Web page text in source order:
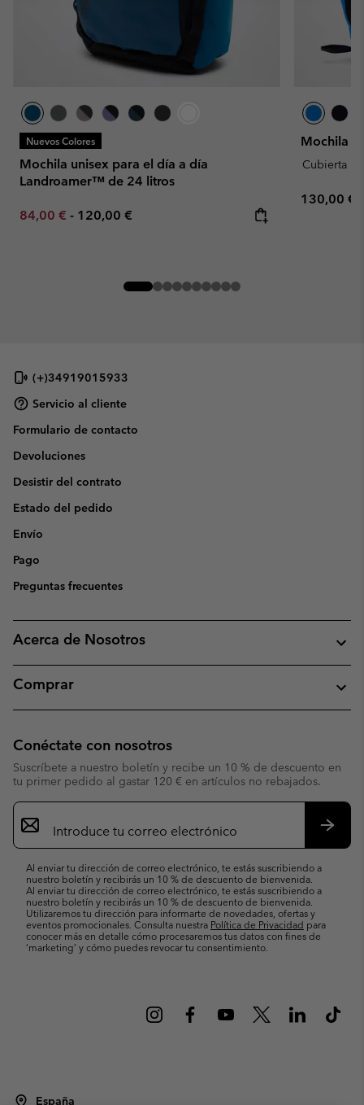
Nuevos Colores
Mochila unisex para el día a día
Landroamer™ de 24 litros
Minimum sale price:
84,00 € - Maximum price:
120,00 €
Mochila
Cubierta
Regular
130,00 €
(+)34919015933
Servicio al cliente
Formulario de contacto
Devoluciones
Desistir del contrato
Estado del pedido
Envío
Pago
Preguntas frecuentes
Acerca de Nosotros
Comprar
Conéctate con nosotros
Suscríbete a nuestro boletín y recibe un 10 % de descuento en
tu primer pedido al gastar 120 € en artículos no rebajados.
Suscripción
de
correo
Al enviar tu dirección de correo electrónico, te estás suscribiendo a
nuestro boletín y recibirás un 10 % de descuento de bienvenida.
Al enviar tu dirección de correo electrónico, te estás suscribiendo a
nuestro boletín y recibirás un 10 % de descuento de bienvenida.
Utilizaremos tu dirección para informarte de novedades, ofertas y
eventos promocionales. Consulta nuestra Política de Privacidad para
conocer más en detalle cómo procesaremos tus datos con fines de
’marketing’ y cómo puedes revocar tu consentimiento.
España